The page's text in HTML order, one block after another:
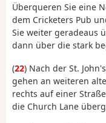
Überqueren Sie eine
dem Cricketers Pub
Sie weiter geradeaus
dann über die stark
(22) Nach der St.
gehen an weiteren
rechts auf einer
die Church Lane